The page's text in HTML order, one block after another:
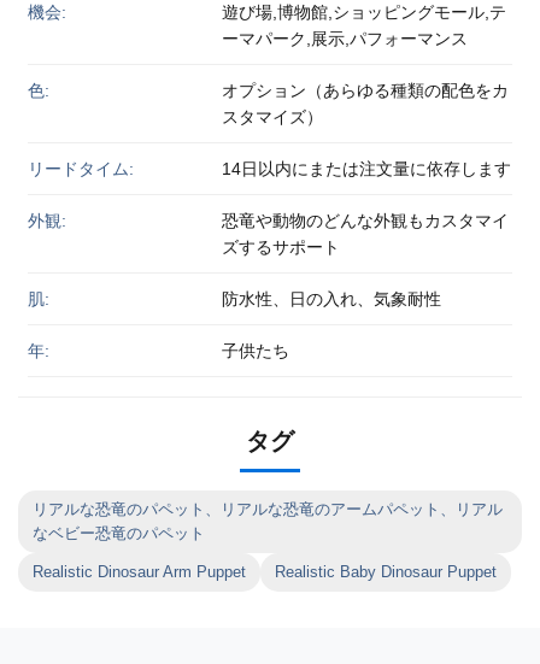
機会:
遊び場,博物館,ショッピングモール,テ
ーマパーク,展示,パフォーマンス
色:
オプション（あらゆる種類の配色をカ
スタマイズ）
リードタイム: 14日以内にまたは注文量に依存します
外観:
恐竜や動物のどんな外観もカスタマイ
ズするサポート
肌: 防水性、日の入れ、気象耐性
年: 子供たち
タグ
リアルな恐竜のパペット、リアルな恐竜のアームパペット、リアル
なベビー恐竜のパペット
Realistic Dinosaur Arm Puppet Realistic Baby Dinosaur Puppet